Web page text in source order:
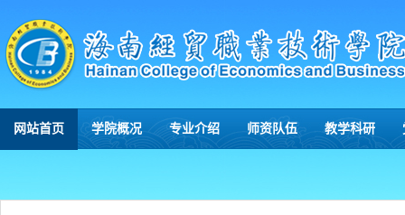
网站首页 学院概况 专业介绍 师资队伍 教学科研